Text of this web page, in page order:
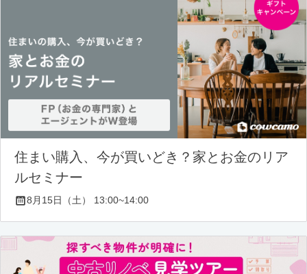
住まい購入、今が買いどき？家とお金のリア
ルセミナー
8月15日（土） 13:00~14:00